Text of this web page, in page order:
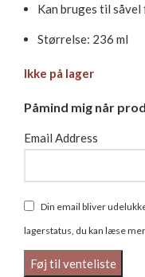
Kan bruges til
Størrelse: 236 ml
Ikke på lager
Påmind mig når
Email Address
Din email bliver
lagerstatus, du kan læse